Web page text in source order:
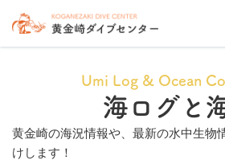
Umi Log & Ocean
海ログと
黄金崎の海況情報や、最新の水中生物
けします！